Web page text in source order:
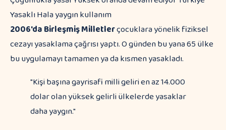
Yasaklı Hala yaygın kullanım
2006'da Birleşmiş Milletlerçocuklara yönelik fiziksel
cezayı yasaklama çağrısı yaptı. O günden bu yana 65 ülke
bu uygulamayı tamamen ya da kısmen yasakladı.
"Kişi başına gayrisafi milli geliri en az 14.000
dolar olan yüksek gelirli ülkelerde yasaklar
daha yaygın."